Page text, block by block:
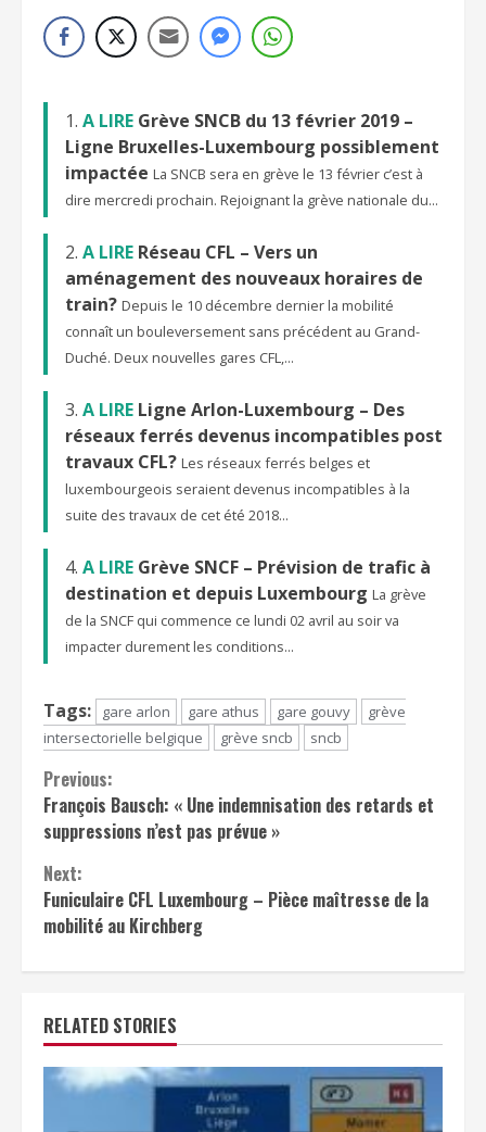
A LIRE Grève SNCB du 13 février 2019 –
Ligne Bruxelles-Luxembourg possiblement
impactée La SNCB sera en grève le 13 février c’est à
dire mercredi prochain. Rejoignant la grève nationale du...
A LIRE Réseau CFL – Vers un
aménagement des nouveaux horaires de
train? Depuis le 10 décembre dernier la mobilité
connaît un bouleversement sans précédent au Grand-
Duché. Deux nouvelles gares CFL,...
A LIRE Ligne Arlon-Luxembourg – Des
réseaux ferrés devenus incompatibles post
travaux CFL? Les réseaux ferrés belges et
luxembourgeois seraient devenus incompatibles à la
suite des travaux de cet été 2018...
A LIRE Grève SNCF – Prévision de trafic à
destination et depuis Luxembourg La grève
de la SNCF qui commence ce lundi 02 avril au soir va
impacter durement les conditions...
Tags: gare arlon gare athus gare gouvy
grève
intersectorielle belgique
grève sncb sncb
Continue
Reading
Previous:
François Bausch: « Une indemnisation des retards et
suppressions n’est pas prévue »
Next:
Funiculaire CFL Luxembourg – Pièce maîtresse de la
mobilité au Kirchberg
RELATED STORIES